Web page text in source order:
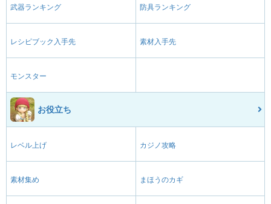
武器ランキング 防具ランキング
レシピブック入手先 素材入手先
モンスター
お役立ち
レベル上げ カジノ攻略
素材集め まほうのカギ